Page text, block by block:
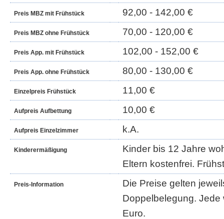
Preis MBZ mit Frühstück 92,00 - 142,00 €
Preis MBZ ohne Frühstück 70,00 - 120,00 €
Preis App. mit Frühstück 102,00 - 152,00 €
Preis App. ohne Frühstück 80,00 - 130,00 €
Einzelpreis Frühstück 11,00 €
Aufpreis Aufbettung 10,00 €
Aufpreis Einzelzimmer k.A.
Kinderermäßigung
Kinder bis 12 Jahre
Eltern kostenfrei.
Preis-Information
Die Preise gelten
Doppelbelegung. Jede
Euro.